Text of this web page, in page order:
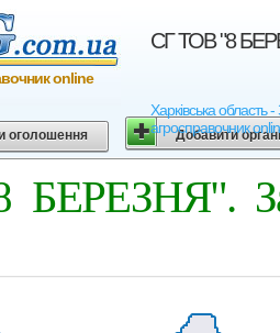
СГ ТОВ "8
Харківська область
агросправочник
online
оголошення Добавити